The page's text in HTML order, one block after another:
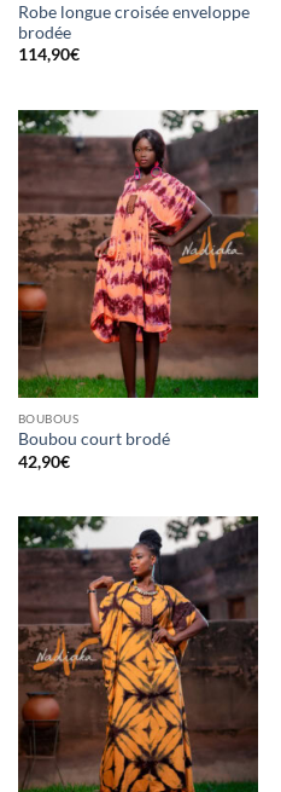
Robe longue croisée enveloppe
brodée
114,90€
BOUBOUS
Boubou court brodé
42,90€